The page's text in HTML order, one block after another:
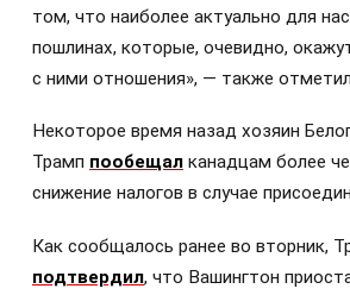
том, что наиболее актуально для
пошлинах, которые, очевидно,
с ними отношения», — также
Некоторое время назад хозяин
Трамп пообещал канадцам более
снижение налогов в случае
Как сообщалось ранее во вторник,
подтвердил, что Вашингтон